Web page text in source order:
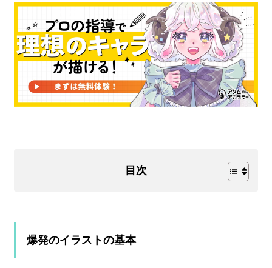
目次
爆発のイラストの基本